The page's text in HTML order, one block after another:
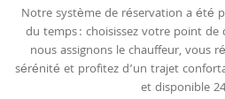
Notre système de réservation a été
du temps : choisissez votre point
nous assignons le chauffeur, vous
sérénité et profitez d’un trajet
et disponible